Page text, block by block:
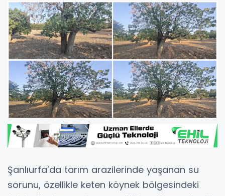
Şanlıurfa’da tarım arazilerinde yaşanan su
sorunu, özellikle keten köynek bölgesindeki